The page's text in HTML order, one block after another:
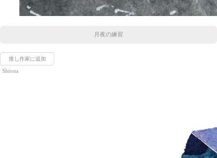
月夜の練習
推し作家に追加
Shirota